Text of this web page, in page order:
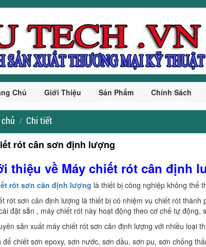
Chủ Giới Thiệu Sản Phẩm Chính Sách
Chi tiết
rót cân sơn định lượng
thiệu về Máy chiết rót cân định
rót sơn cân định lượng là thiết bị công nghiệp không thể
rót sơn cân định lượng là thiết bị có nhiệm vụ chiết rót
đặt sẵn , máy chiết rót này hoạt động theo cơ chế tự
sản xuất máy chiết rót sơn cân định lượng với nhiều loại
để chiết sơn epoxy, sơn nước, sơn dầu, sơn pu, sơn chống